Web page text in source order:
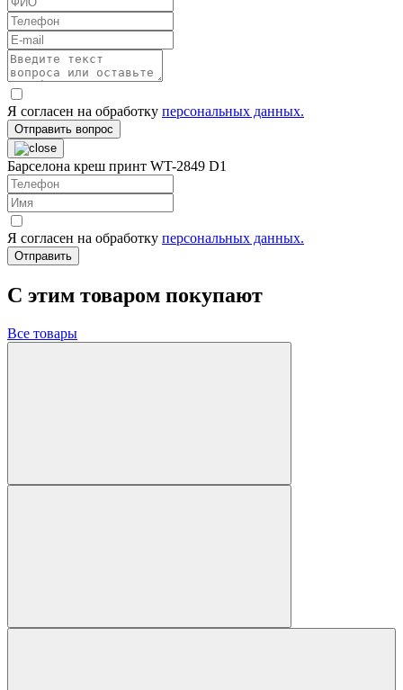
Я согласен на обработку персональных данных.
Отправить вопрос
Барселона креш принт WT-2849 D1
Я согласен на обработку персональных данных.
Отправить
C этим товаром покупают
Все товары